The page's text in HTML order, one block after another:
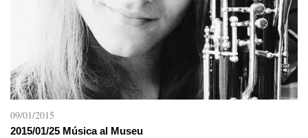
09/01/2015
2015/01/25 Música al Museu